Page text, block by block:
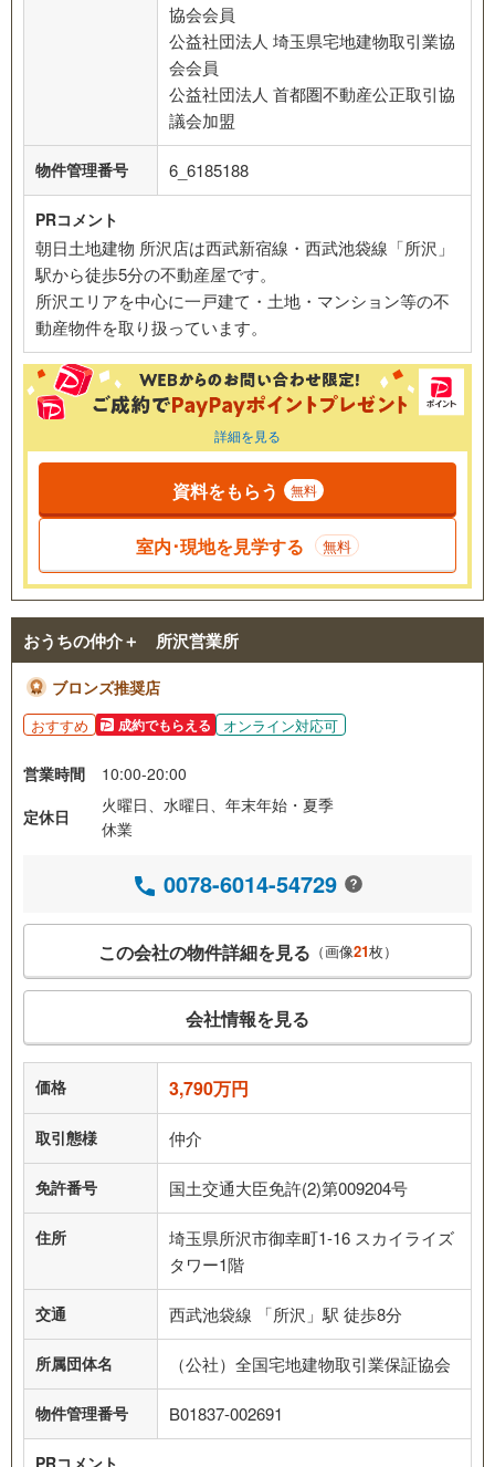
協会会員
公益社団法人 埼玉県宅地建物取引業協
会会員
公益社団法人 首都圏不動産公正取引協
議会加盟
物件管理番号 6_6185188
PRコメント
朝日土地建物 所沢店は西武新宿線・西武池袋線「所沢」
駅から徒歩5分の不動産屋です。
所沢エリアを中心に一戸建て・土地・マンション等の不
動産物件を取り扱っています。
詳細を見る
資料をもらう 無料
室内･現地を見学する 無料
おうちの仲介＋ 所沢営業所
ブロンズ推奨店
おすすめ 成約でもらえる オンライン対応可
営業時間
10:00-20:00
定休日
火曜日、水曜日、年末年始・夏季
休業
0078-6014-54729
この会社の物件詳細を見る （画像21枚）
会社情報を見る
価格 3,790万円
取引態様 仲介
免許番号 国土交通大臣免許(2)第009204号
住所
埼玉県所沢市御幸町1-16 スカイライズ
タワー1階
交通 西武池袋線 「所沢」駅 徒歩8分
所属団体名 （公社）全国宅地建物取引業保証協会
物件管理番号 B01837-002691